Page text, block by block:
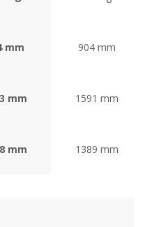
mm 904 mm
mm 1591 mm
mm 1389 mm